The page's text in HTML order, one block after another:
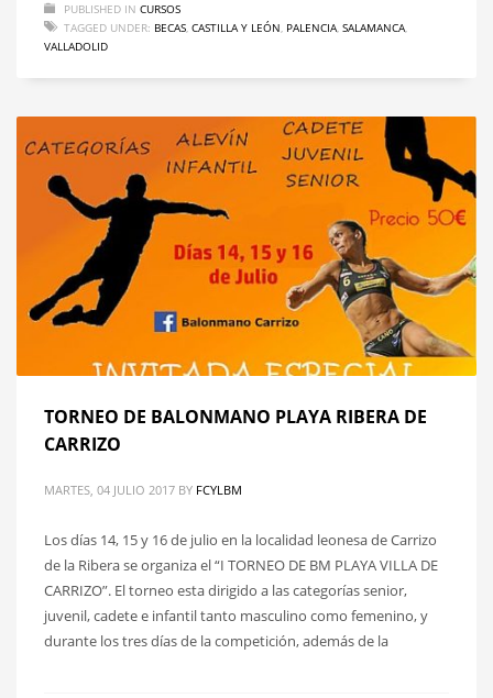
PUBLISHED IN CURSOS
TAGGED UNDER: BECAS CASTILLA Y LEÓN PALENCIA SALAMANCA
VALLADOLID
TORNEO DE BALONMANO PLAYA RIBERA DE
CARRIZO
MARTES, 04 JULIO 2017 BY FCYLBM
Los días 14, 15 y 16 de julio en la localidad leonesa de Carrizo
de la Ribera se organiza el “I TORNEO DE BM PLAYA VILLA DE
CARRIZO”. El torneo esta dirigido a las categorías senior,
juvenil, cadete e infantil tanto masculino como femenino, y
durante los tres días de la competición, además de la